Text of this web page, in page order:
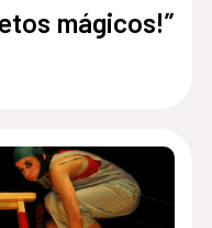
mágicos!”